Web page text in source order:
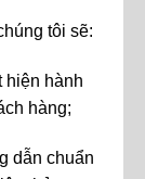
tôi sẽ:
hành
hàng;
dẫn chuẩn